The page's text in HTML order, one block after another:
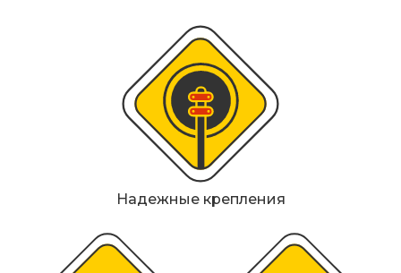
Сферические дорожные зеркала
Светофоры
Светодиодные светофоры T7
Мобильные сигнальные строительные
ограждения
Материалы для дорожной разметки
Надежные крепления